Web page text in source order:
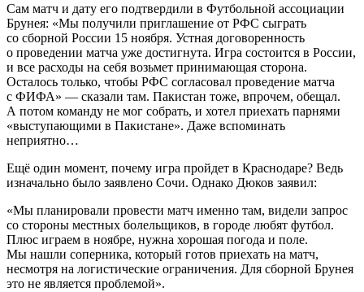
Сам матч и дату его подтвердили в Футбольной ассоциации
Брунея: «Мы получили приглашение от РФС сыграть
со сборной России 15 ноября. Устная договоренность
о проведении матча уже достигнута. Игра состоится в России,
и все расходы на себя возьмет принимающая сторона.
Осталось только, чтобы РФС согласовал проведение матча
с ФИФА» — сказали там. Пакистан тоже, впрочем, обещал.
А потом команду не мог собрать, и хотел приехать парнями
«выступающими в Пакистане». Даже вспоминать
неприятно…
Ещё один момент, почему игра пройдет в Краснодаре? Ведь
изначально было заявлено Сочи. Однако Дюков заявил:
«Мы планировали провести матч именно там, видели запрос
со стороны местных болельщиков, в городе любят футбол.
Плюс играем в ноябре, нужна хорошая погода и поле.
Мы нашли соперника, который готов приехать на матч,
несмотря на логистические ограничения. Для сборной Брунея
это не является проблемой».